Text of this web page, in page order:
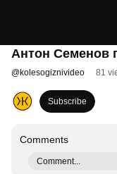
Антон Семенов
@kolesogiznivideo 81
Subscribe
Comments
Comment...